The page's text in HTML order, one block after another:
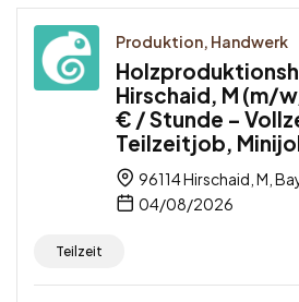
Produktion, Handwerk
Hirschaid, M (m/
€ / Stunde –
Teilzeitjob,
96114 Hirschaid, M,
04/08/2026
Teilzeit